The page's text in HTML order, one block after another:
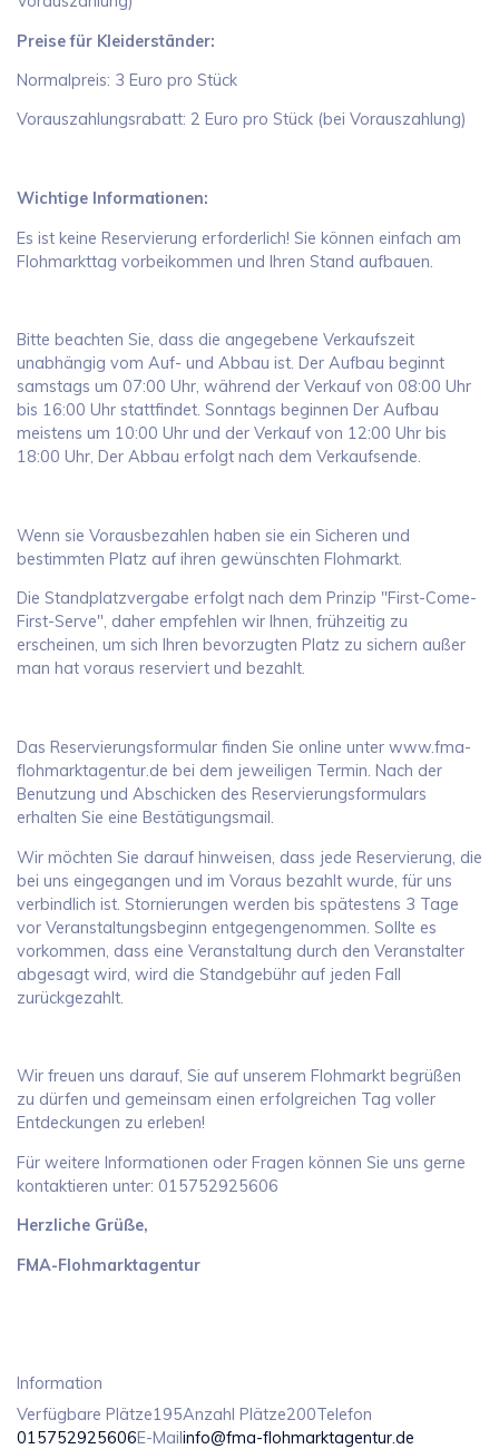
Preise für Kleiderständer:
Normalpreis: 3 Euro pro Stück
Vorauszahlungsrabatt: 2 Euro pro Stück (bei Vorauszahlung)
Wichtige Informationen:
Es ist keine Reservierung erforderlich! Sie können einfach am
Flohmarkttag vorbeikommen und Ihren Stand aufbauen.
Bitte beachten Sie, dass die angegebene Verkaufszeit
unabhängig vom Auf- und Abbau ist. Der Aufbau beginnt
samstags um 07:00 Uhr, während der Verkauf von 08:00 Uhr
bis 16:00 Uhr stattfindet. Sonntags beginnen Der Aufbau
meistens um 10:00 Uhr und der Verkauf von 12:00 Uhr bis
18:00 Uhr, Der Abbau erfolgt nach dem Verkaufsende.
Wenn sie Vorausbezahlen haben sie ein Sicheren und
bestimmten Platz auf ihren gewünschten Flohmarkt.
Die Standplatzvergabe erfolgt nach dem Prinzip "First-Come-
First-Serve", daher empfehlen wir Ihnen, frühzeitig zu
erscheinen, um sich Ihren bevorzugten Platz zu sichern außer
man hat voraus reserviert und bezahlt.
Das Reservierungsformular finden Sie online unter www.fma-
flohmarktagentur.de bei dem jeweiligen Termin. Nach der
Benutzung und Abschicken des Reservierungsformulars
erhalten Sie eine Bestätigungsmail.
Wir möchten Sie darauf hinweisen, dass jede Reservierung, die
bei uns eingegangen und im Voraus bezahlt wurde, für uns
verbindlich ist. Stornierungen werden bis spätestens 3 Tage
vor Veranstaltungsbeginn entgegengenommen. Sollte es
vorkommen, dass eine Veranstaltung durch den Veranstalter
abgesagt wird, wird die Standgebühr auf jeden Fall
zurückgezahlt.
Wir freuen uns darauf, Sie auf unserem Flohmarkt begrüßen
zu dürfen und gemeinsam einen erfolgreichen Tag voller
Entdeckungen zu erleben!
Für weitere Informationen oder Fragen können Sie uns gerne
kontaktieren unter: 015752925606
Herzliche Grüße,
FMA-Flohmarktagentur
Information
Verfügbare Plätze195Anzahl Plätze200Telefon
015752925606E-Mailinfo@fma-flohmarktagentur.de